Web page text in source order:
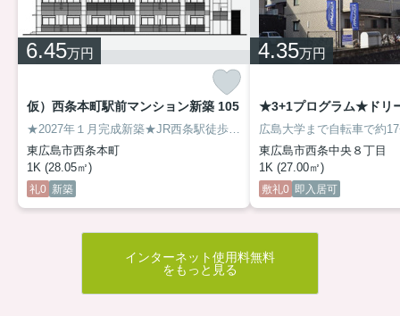
6.45万円
仮）西条本町駅前マンション新築 105
★2027年１月完成新築★JR西条駅徒歩３分、鉄骨造３階建ての単身用物件です。
東広島市西条本町
1K (28.05㎡)
礼0 新築
4.35万円
東広島市西条中央８丁目
1K (27.00㎡)
敷礼0 即入居可
インターネット使用料無料
をもっと見る